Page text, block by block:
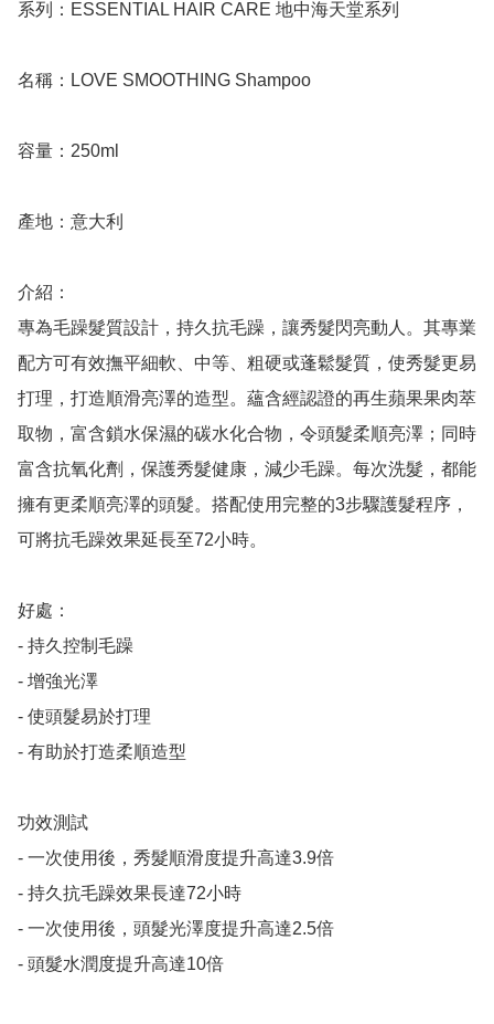
系列：ESSENTIAL HAIR CARE 地中海天堂系列
名稱：LOVE SMOOTHING Shampoo
容量：250ml
產地：意大利
介紹：
專為毛躁髮質設計，持久抗毛躁，讓秀髮閃亮動人。其專業
配方可有效撫平細軟、中等、粗硬或蓬鬆髮質，使秀髮更易
打理，打造順滑亮澤的造型。蘊含經認證的再生蘋果果肉萃
取物，富含鎖水保濕的碳水化合物，令頭髮柔順亮澤；同時
富含抗氧化劑，保護秀髮健康，減少毛躁。每次洗髮，都能
擁有更柔順亮澤的頭髮。搭配使用完整的3步驟護髮程序，
可將抗毛躁效果延長至72小時。
好處：
- 持久控制毛躁
- 增強光澤
- 使頭髮易於打理
- 有助於打造柔順造型
功效測試
- 一次使用後，秀髮順滑度提升高達3.9倍
- 持久抗毛躁效果長達72小時
- 一次使用後，頭髮光澤度提升高達2.5倍
- 頭髮水潤度提升高達10倍